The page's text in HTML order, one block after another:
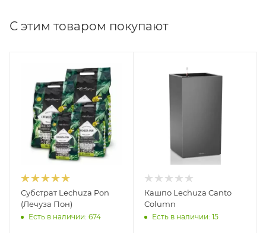
С этим товаром покупают
Субстрат Lechuza Pon
(Лечуза Пон)
Есть в наличии: 674
Кашпо Lechuza Canto
Column
Есть в наличии: 15